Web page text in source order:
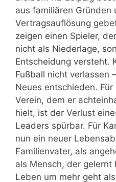
aus familiären Gründen
Vertragsauflösung
zeigen einen Spieler,
nicht als Niederlage,
Entscheidung versteht.
Fußball nicht verlassen
Neues entschieden. Für
Verein, dem er
hielt, ist der Verlust
Leaders spürbar. Für
nun ein neuer
Familienvater, als
als Mensch, der gelernt
Leben um mehr geht